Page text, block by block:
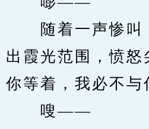
随着一声惨叫
出霞光范围，愤怒
你等着，我必不
嗖——